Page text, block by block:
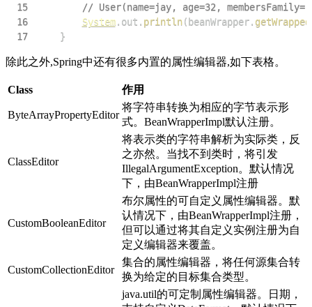
15
// User(name=jay, age=32,
16
System. out . println(beanWrapper.
17
}
除此之外,Spring中还有很多内置的属性编辑器,如下表格。
Class 作用
ByteArrayPropertyEditor
将字符串转换为相应的字节表示形
式。BeanWrapperImpl默认注册。
ClassEditor
将表示类的字符串解析为实际类，反
之亦然。当找不到类时，将引发
IllegalArgumentException。默认情况
下，由BeanWrapperImpl注册
CustomBooleanEditor
布尔属性的可自定义属性编辑器。默
认情况下，由BeanWrapperImpl注册，
但可以通过将其自定义实例注册为自
定义编辑器来覆盖。
CustomCollectionEditor
集合的属性编辑器，将任何源集合转
换为给定的目标集合类型。
java.util的可定制属性编辑器。日期，